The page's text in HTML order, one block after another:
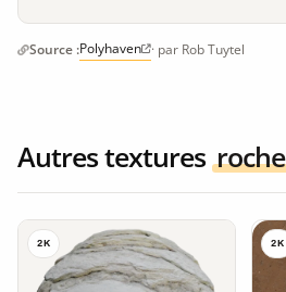
Source :Polyhaven · par Rob Tuytel
Autres textures roche
2K 2K